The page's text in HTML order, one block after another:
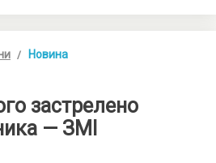
Новина
застрелено
— ЗМІ